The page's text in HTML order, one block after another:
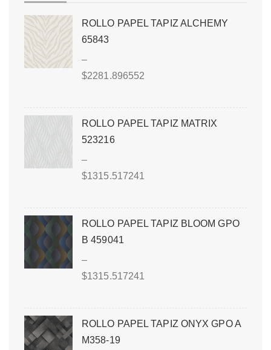
ROLLO PAPEL TAPIZ ALCHEMY
65843
–
$2281.896552
ROLLO PAPEL TAPIZ MATRIX
523216
–
$1315.517241
ROLLO PAPEL TAPIZ BLOOM GPO
B 459041
–
$1315.517241
ROLLO PAPEL TAPIZ ONYX GPO A
M358-19